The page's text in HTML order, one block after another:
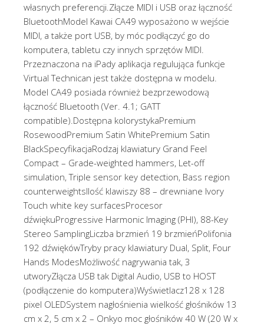
własnych preferencji.Złącze MIDI i USB oraz łączność
BluetoothModel Kawai CA49 wyposażono w wejście
MIDI, a także port USB, by móc podłączyć go do
komputera, tabletu czy innych sprzętów MIDI.
Przeznaczona na iPady aplikacja regulująca funkcje
Virtual Technican jest także dostępna w modelu.
Model CA49 posiada również bezprzewodową
łączność Bluetooth (Ver. 4.1; GATT
compatible).Dostępna kolorystykaPremium
RosewoodPremium Satin WhitePremium Satin
BlackSpecyfikacjaRodzaj klawiatury Grand Feel
Compact – Grade-weighted hammers, Let-off
simulation, Triple sensor key detection, Bass region
counterweightsIlość klawiszy 88 – drewniane Ivory
Touch white key surfacesProcesor
dźwiękuProgressive Harmonic Imaging (PHI), 88-Key
Stereo SamplingLiczba brzmień 19 brzmieńPolifonia
192 dźwiękówTryby pracy klawiatury Dual, Split, Four
Hands ModesMożliwość nagrywania tak, 3
utworyZłącza USB tak Digital Audio, USB to HOST
(podłączenie do komputera)Wyświetlacz128 x 128
pixel OLEDSystem nagłośnienia wielkość głośników 13
cm x 2, 5 cm x 2 – Onkyo moc głośników 40 W (20 W x